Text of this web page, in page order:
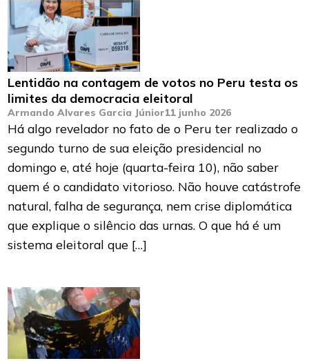
Lentidão na contagem de votos no Peru testa os
limites da democracia eleitoral
Armando Alvares Garcia Júnior11 junho 2026
Há algo revelador no fato de o Peru ter realizado o
segundo turno de sua eleição presidencial no
domingo e, até hoje (quarta-feira 10), não saber
quem é o candidato vitorioso. Não houve catástrofe
natural, falha de segurança, nem crise diplomática
que explique o silêncio das urnas. O que há é um
sistema eleitoral que […]